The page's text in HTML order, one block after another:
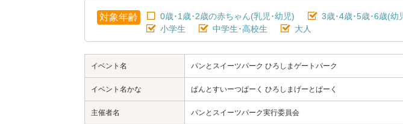
対象年齢 0歳･1歳･2歳の赤ちゃん(乳児･幼児)
3歳･4歳･5歳･6歳(幼
小学生
中学生･高校生 大人
イベント名 パンとスイーツパーク ひろしまゲートパーク
イベント名かな ぱんとすいーつぱーく ひろしまげーとぱーく
主催者名 パンとスイーツパーク実行委員会